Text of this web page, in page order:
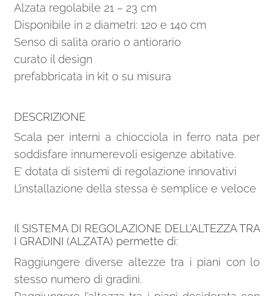
Alzata regolabile 21 – 23 cm
Disponibile in 2 diametri: 120 e 140 cm
Senso di salita orario o antiorario
curato il design
prefabbricata in kit o su misura
DESCRIZIONE
Scala per interni a chiocciola in ferro nata per
soddisfare innumerevoli esigenze abitative.
E’ dotata di sistemi di regolazione innovativi
L’installazione della stessa è semplice e veloce
Il SISTEMA DI REGOLAZIONE DELL’ALTEZZA TRA
I GRADINI (ALZATA) permette di:
Raggiungere diverse altezze tra i piani con lo
stesso numero di gradini.